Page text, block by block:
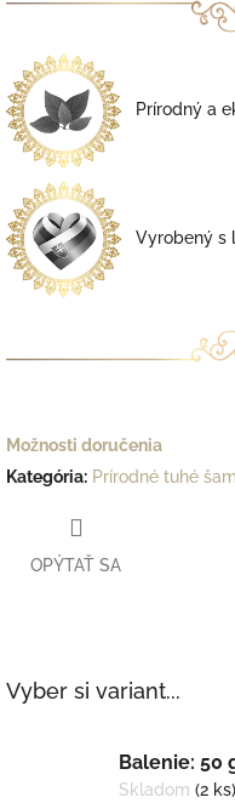
Prírodný a
Vyrobený s
Možnosti doručenia
Kategória: Prírodné tuhé
OPÝTAŤ SA
Vyber si variant...
Balenie:
Skladom (2 ks)